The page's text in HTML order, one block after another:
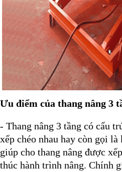
Ưu điểm của thang nâng 3
- Thang nâng 3 tầng có cấu
xếp chéo nhau hay còn gọi
giúp cho thang nâng được
thúc hành trình nâng. Chính